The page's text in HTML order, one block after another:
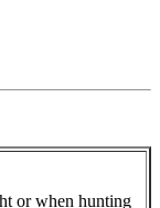
or when hunting